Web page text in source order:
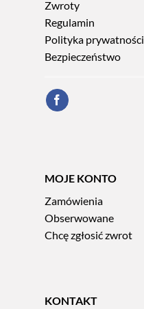
Zwroty
Regulamin
Polityka prywatności
Bezpieczeństwo
MOJE KONTO
Zamówienia
Obserwowane
Chcę zgłosić zwrot
KONTAKT